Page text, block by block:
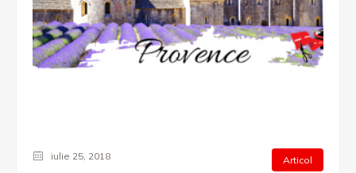
Articol
iulie 25, 2018